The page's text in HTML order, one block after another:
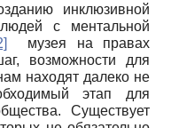
инклюзивной
с ментальной
музея на правах
возможности для
находят далеко не
этап для
Существует